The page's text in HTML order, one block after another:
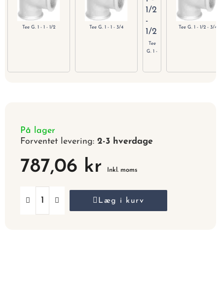
Tee G. 1 - 1 - 1/2 Tee G. 1 - 1 - 3/4
Tee
G. 1 -
Tee G. 1 - 1/2 - 3/4
På lager
Forventet levering: 2-3 hverdage
787,06 kr Inkl. moms
Læg i kurv